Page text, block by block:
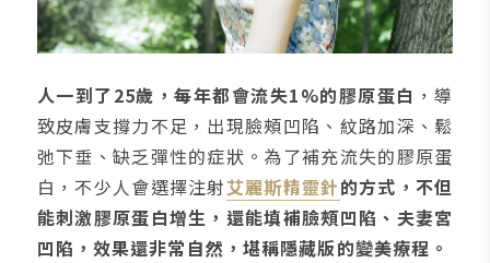
人一到了25歲，每年都會流失1%的膠原蛋白 ，導
致皮膚支撐力不足，出現臉頰凹陷、紋路加深、鬆
弛下垂、缺乏彈性的症狀。為了補充流失的膠原蛋
白，不少人會選擇注射艾麗斯精靈針的方式，不但
能刺激膠原蛋白增生，還能填補臉頰凹陷、夫妻宮
凹陷，效果還非常自然，堪稱隱藏版的變美療程。